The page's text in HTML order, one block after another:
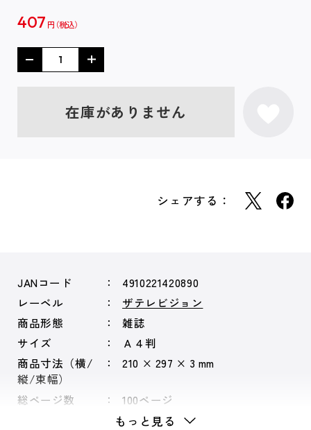
407 円
在庫がありません
シェアする：
JANコード
4910221420890
レーベル
ザテレビジョン
商品形態
雑誌
サイズ
Ａ４判
商品寸法（横/
縦/束幅）
210 × 297 × 3 mm
総ページ数 100ページ
もっと見る